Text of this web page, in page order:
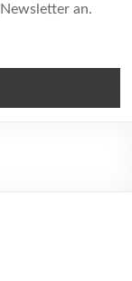
an.